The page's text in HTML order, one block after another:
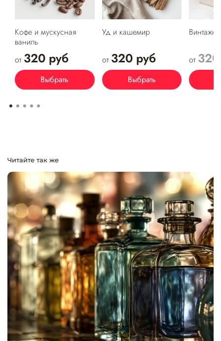
Кофе и мускусная
ваниль
от 320 руб
Выбрать
Уд и кашемир
от 320 руб
Выбрать
от
Читайте так же